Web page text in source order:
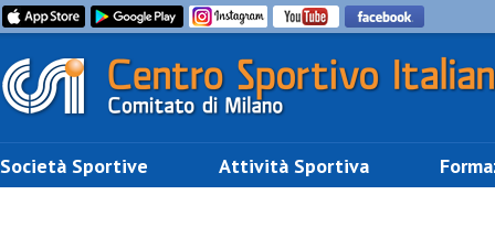
Società Sportive Attività Sportiva